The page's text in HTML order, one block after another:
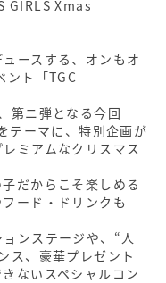
GIRLS Xmas
ースする、オンもオ
ント「TGC
第ニ弾となる今回
テーマに、特別企画が
ミアムなクリスマス
だからこそ楽しめる
ード・ドリンクも
ンステージや、“人
ス、豪華プレゼント
ないスペシャルコン